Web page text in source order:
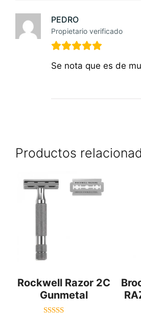
PEDRO
Propietario verificado
Se nota que es de
Productos
Rockwell Razor 2C
Gunmetal